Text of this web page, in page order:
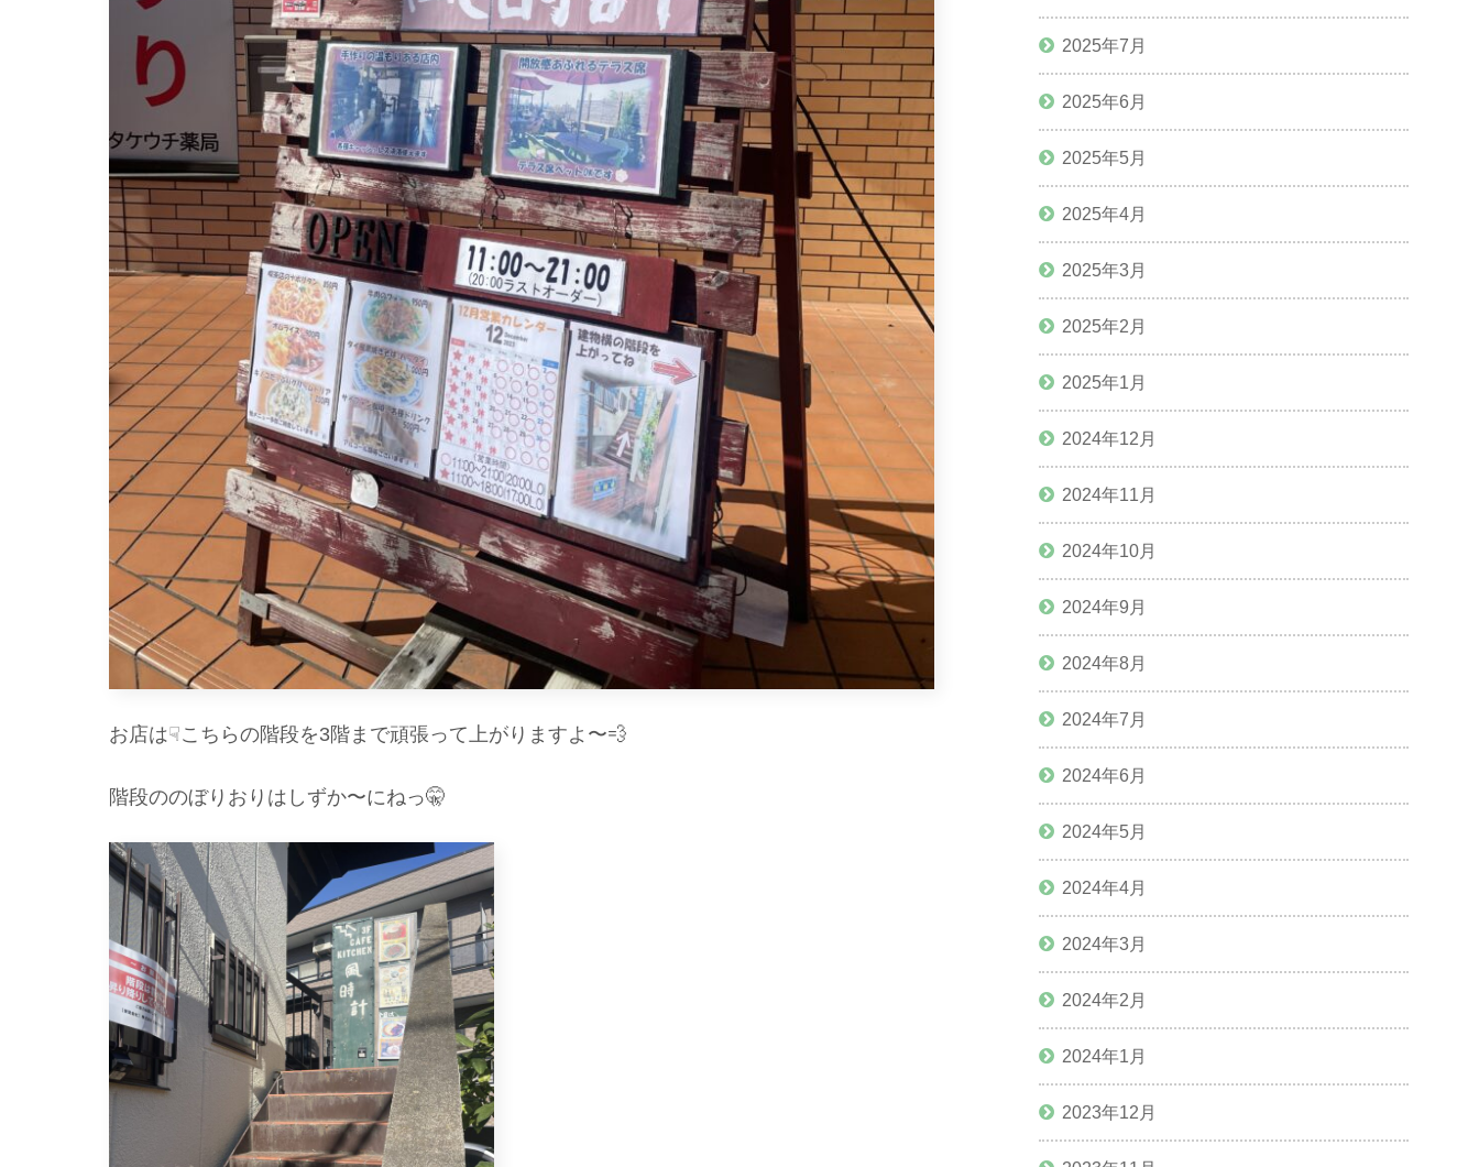
お店は☟こちらの階段を3階まで頑張って上がりますよ〜💨
階段ののぼりおりはしずか〜にねっ🤫
2025年7月
2025年6月
2025年5月
2025年4月
2025年3月
2025年2月
2025年1月
2024年12月
2024年11月
2024年10月
2024年9月
2024年8月
2024年7月
2024年6月
2024年5月
2024年4月
2024年3月
2024年2月
2024年1月
2023年12月